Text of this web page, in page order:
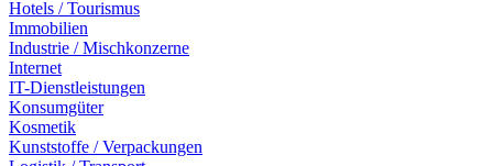
Hotels / Tourismus
Immobilien
Industrie / Mischkonzerne
Internet
IT-Dienstleistungen
Konsumgüter
Kosmetik
Kunststoffe / Verpackungen